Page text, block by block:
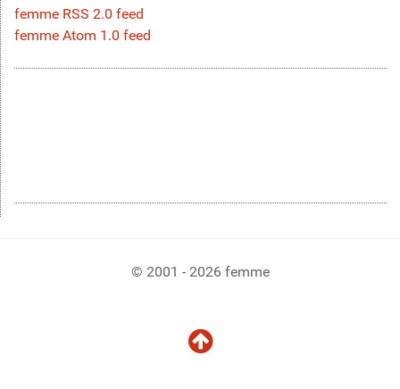
femme RSS 2.0 feed
femme Atom 1.0 feed
© 2001 - 2026 femme